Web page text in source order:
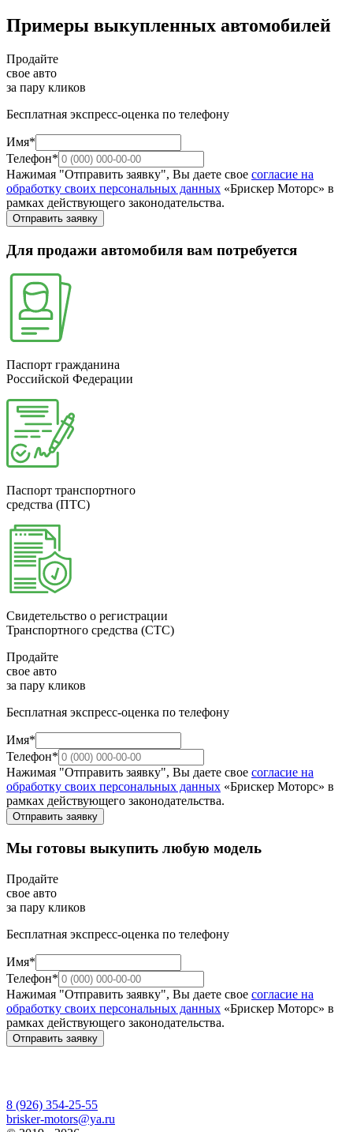
Примеры выкупленных автомобилей
Продайте
свое авто
за пару кликов
Бесплатная экспресс-оценка по телефону
Имя*
Телефон*
Нажимая "Отправить заявку", Вы даете свое согласие на
обработку своих персональных данных «Брискер Моторс» в
рамках действующего законодательства.
Отправить заявку
Для продажи автомобиля вам потребуется
Паспорт гражданина
Российской Федерации
Паспорт транспортного
средства (ПТС)
Свидетельство о регистрации
Транспортного средства (СТС)
Продайте
свое авто
за пару кликов
Бесплатная экспресс-оценка по телефону
Имя*
Телефон*
Нажимая "Отправить заявку", Вы даете свое согласие на
обработку своих персональных данных «Брискер Моторс» в
рамках действующего законодательства.
Отправить заявку
Мы готовы выкупить любую модель
Продайте
свое авто
за пару кликов
Бесплатная экспресс-оценка по телефону
Имя*
Телефон*
Нажимая "Отправить заявку", Вы даете свое согласие на
обработку своих персональных данных «Брискер Моторс» в
рамках действующего законодательства.
Отправить заявку
8 (926) 354-25-55
brisker-motors@ya.ru